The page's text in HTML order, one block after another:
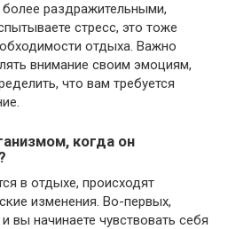
раздражительными,
стресс, это тоже
отдыха. Важно
внимание своим эмоциям,
что вам требуется
когда он
в отдыхе, происходят
изменения. Во-первых,
вы начинаете чувствовать себя